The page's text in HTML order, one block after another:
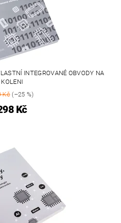
INTEGROVANÉ OBVODY NA
KOLENI
Kč(–25 %)
Kč